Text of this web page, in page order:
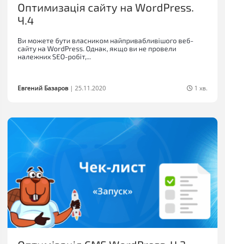
Оптимизація сайту на WordPress.
Ч.4
Ви можете бути власником найпривабливішого веб-
сайту на WordPress. Однак, якщо ви не провели
належних SEO-робіт,...
Евгений Базаров | 25.11.2020 1 хв.